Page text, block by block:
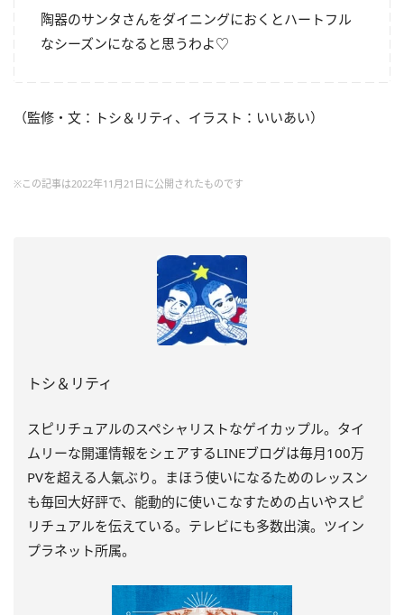
陶器のサンタさんをダイニングにおくとハートフル
なシーズンになると思うわよ♡
（監修・文：トシ＆リティ、イラスト：いいあい）
※この記事は2022年11月21日に公開されたものです
トシ＆リティ
スピリチュアルのスペシャリストなゲイカップル。タイ
ムリーな開運情報をシェアするLINEブログは毎月100万
PVを超える人氣ぶり。まほう使いになるためのレッスン
も毎回大好評で、能動的に使いこなすための占いやスピ
リチュアルを伝えている。テレビにも多数出演。ツイン
プラネット所属。